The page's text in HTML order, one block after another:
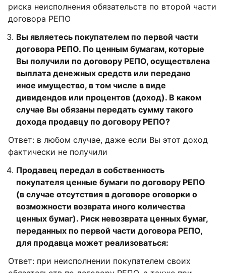
риска неисполнения обязательств по второй части
договора РЕПО
Вы являетесь покупателем по первой части
договора РЕПО. По ценным бумагам, которые
Вы получили по договору РЕПО, осуществлена
выплата денежных средств или передано
иное имущество, в том числе в виде
дивидендов или процентов (доход). В каком
случае Вы обязаны передать сумму такого
дохода продавцу по договору РЕПО?
Ответ: в любом случае, даже если Вы этот доход
фактически не получили
Продавец передал в собственность
покупателя ценные бумаги по договору РЕПО
(в случае отсутствия в договоре оговорки о
возможности возврата иного количества
ценных бумаг). Риск невозврата ценных бумаг,
переданных по первой части договора РЕПО,
для продавца может реализоваться:
Ответ: при неисполнении покупателем своих